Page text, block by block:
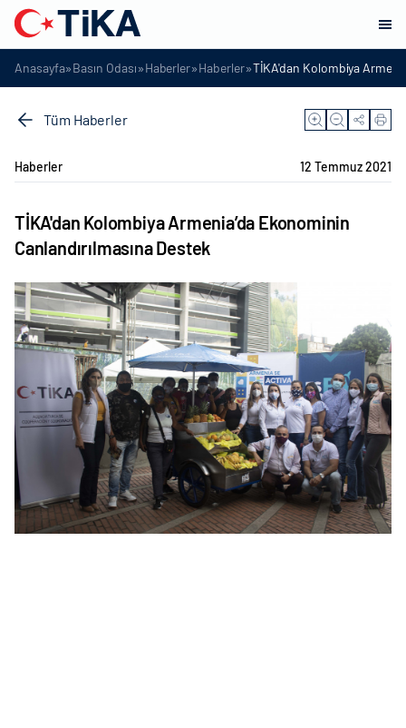
Anasayfa»Basın Odası»Haberler»Haberler»TİKA'dan Kolombiya
Tüm Haberler
Haberler 12 Temmuz 2021
TİKA'dan Kolombiya Armenia’da Ekonominin
Canlandırılmasına Destek